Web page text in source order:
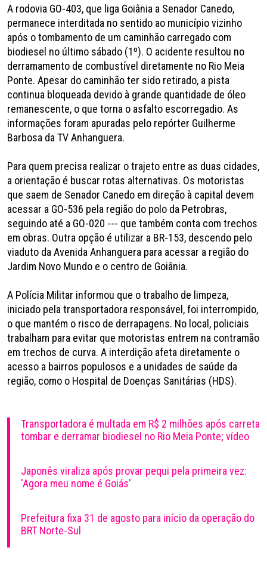
A rodovia GO-403, que liga Goiânia a Senador Canedo,
permanece interditada no sentido ao município vizinho
após o tombamento de um caminhão carregado com
biodiesel no último sábado (1º). O acidente resultou no
derramamento de combustível diretamente no Rio Meia
Ponte. Apesar do caminhão ter sido retirado, a pista
continua bloqueada devido à grande quantidade de óleo
remanescente, o que torna o asfalto escorregadio. As
informações foram apuradas pelo repórter Guilherme
Barbosa da TV Anhanguera.
Para quem precisa realizar o trajeto entre as duas cidades,
a orientação é buscar rotas alternativas. Os motoristas
que saem de Senador Canedo em direção à capital devem
acessar a GO-536 pela região do polo da Petrobras,
seguindo até a GO-020 --- que também conta com trechos
em obras. Outra opção é utilizar a BR-153, descendo pelo
viaduto da Avenida Anhanguera para acessar a região do
Jardim Novo Mundo e o centro de Goiânia.
A Polícia Militar informou que o trabalho de limpeza,
iniciado pela transportadora responsável, foi interrompido,
o que mantém o risco de derrapagens. No local, policiais
trabalham para evitar que motoristas entrem na contramão
em trechos de curva. A interdição afeta diretamente o
acesso a bairros populosos e a unidades de saúde da
região, como o Hospital de Doenças Sanitárias (HDS).
Transportadora é multada em R$ 2 milhões após carreta
tombar e derramar biodiesel no Rio Meia Ponte; vídeo
Japonês viraliza após provar pequi pela primeira vez:
'Agora meu nome é Goiás'
Prefeitura fixa 31 de agosto para início da operação do
BRT Norte-Sul